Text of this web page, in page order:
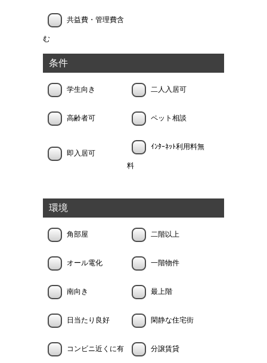
共益費・管理費含
む
条件
学生向き 二人入居可
高齢者可 ペット相談
即入居可
ｲﾝﾀｰﾈｯﾄ利用料無
料
環境
角部屋 二階以上
オール電化 一階物件
南向き 最上階
日当たり良好 閑静な住宅街
コンビニ近くに有 分譲賃貸